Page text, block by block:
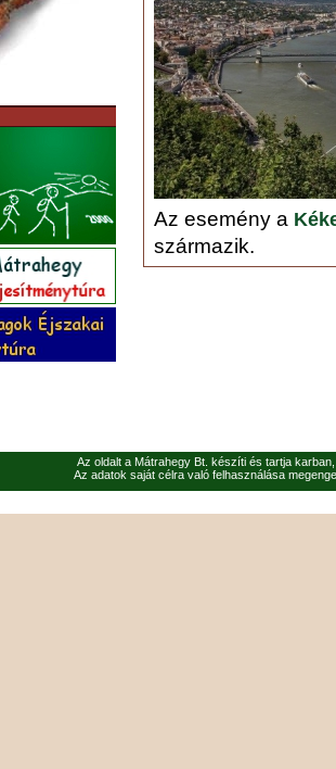
Az esemény a
származik.
Az oldalt a Mátrahegy Bt. készíti és tartja
Az adatok saját célra való felhasználása